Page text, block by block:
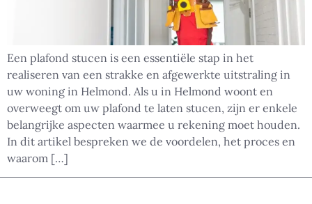
Een plafond stucen is een essentiële stap in het
realiseren van een strakke en afgewerkte uitstraling in
uw woning in Helmond. Als u in Helmond woont en
overweegt om uw plafond te laten stucen, zijn er enkele
belangrijke aspecten waarmee u rekening moet houden.
In dit artikel bespreken we de voordelen, het proces en
waarom […]